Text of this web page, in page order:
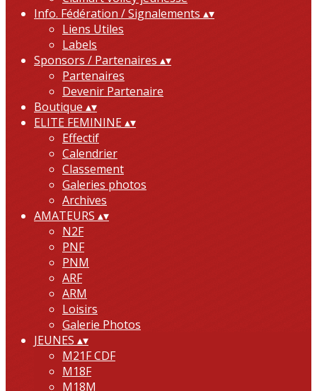
Info. Fédération / Signalements ▴▾
Liens Utiles
Labels
Sponsors / Partenaires ▴▾
Partenaires
Devenir Partenaire
Boutique ▴▾
ELITE FEMININE▴▾
Effectif
Calendrier
Classement
Galeries photos
Archives
AMATEURS ▴▾
N2F
PNF
PNM
ARF
ARM
Loisirs
Galerie Photos
JEUNES ▴▾
M21F CDF
M18F
M18M